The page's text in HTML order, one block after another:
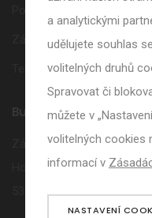
a analytickými
udělujete souhlas
volitelných druhů
Spravovat či
můžete v
volitelných cookies
informací v
NASTAVENÍ
Zájmové kroužky
Termíny volna
Buďte s námi ve
Základní škola Holice
Holubova 47
53401 Holice